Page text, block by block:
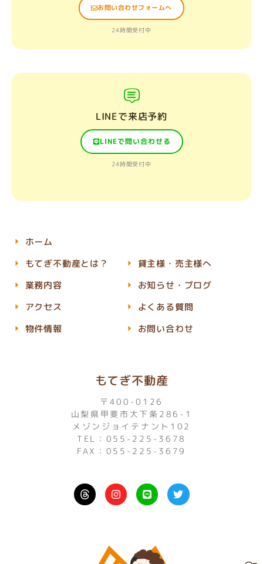
お問い合わせフォームへ
24時間受付中
LINEで来店予約
LINEで問い合わせる
24時間受付中
もてぎ不動産
〒400-0126
山梨県甲斐市大下条286-1
メゾンジョイテナント102
TEL：055-225-3678
FAX：055-225-3679
I
n
s
r
a
L
i
n
T
w
i
ホーム
もてぎ不動産とは？
業務内容
アクセス
物件情報
貸主様・売主様へ
お知らせ・ブログ
よくある質問
お問い合わせ